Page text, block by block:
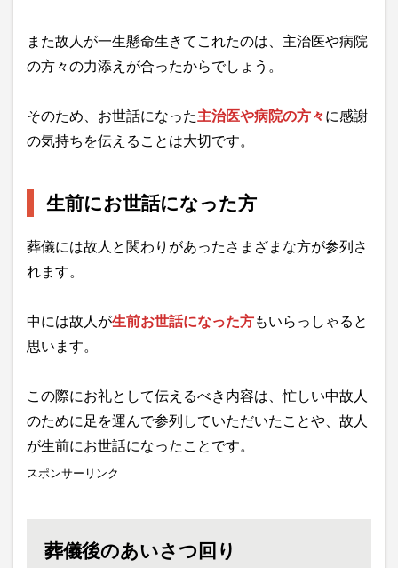
また故人が一生懸命生きてこれたのは、主治医や病院
の方々の力添えが合ったからでしょう。
そのため、お世話になった主治医や病院の方々に感謝
の気持ちを伝えることは大切です。
生前にお世話になった方
葬儀には故人と関わりがあったさまざまな方が参列さ
れます。
中には故人が生前お世話になった方もいらっしゃると
思います。
この際にお礼として伝えるべき内容は、忙しい中故人
のために足を運んで参列していただいたことや、故人
が生前にお世話になったことです。
スポンサーリンク
葬儀後のあいさつ回り